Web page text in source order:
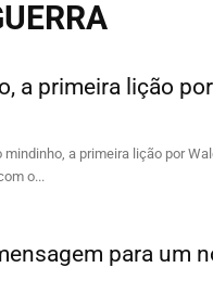
a primeira lição
a primeira lição por
o...
para um